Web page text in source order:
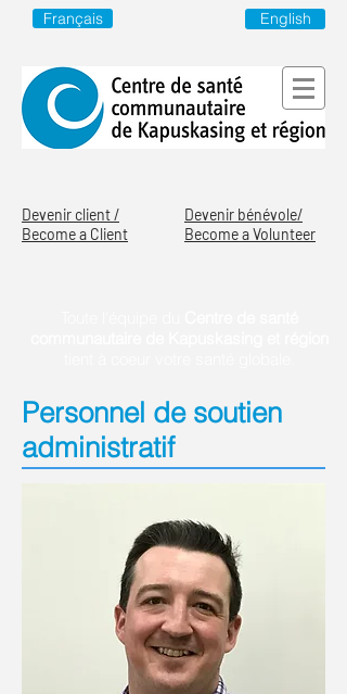
Français English
Devenir client /
Become a Client
Devenir bénévole/
Become a Volunteer
Personnel de soutien
administratif